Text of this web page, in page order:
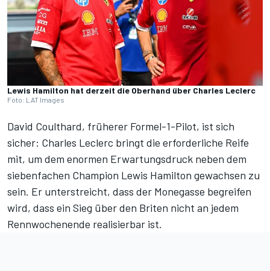
Lewis Hamilton hat derzeit die Oberhand über Charles Leclerc
Foto: LAT Images
David Coulthard, früherer Formel-1-Pilot, ist sich
sicher: Charles Leclerc bringt die erforderliche Reife
mit, um dem enormen Erwartungsdruck neben dem
siebenfachen Champion Lewis Hamilton gewachsen zu
sein. Er unterstreicht, dass der Monegasse begreifen
wird, dass ein Sieg über den Briten nicht an jedem
Rennwochenende realisierbar ist.